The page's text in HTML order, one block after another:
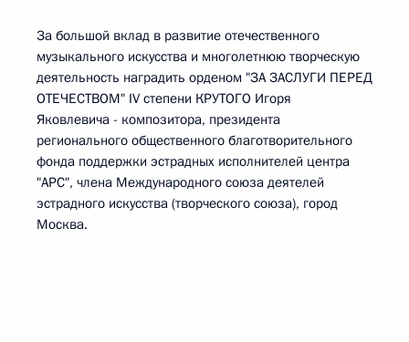
За большой вклад в развитие отечественного
музыкального искусства и многолетнюю творческую
деятельность наградить орденом "ЗА ЗАСЛУГИ ПЕРЕД
ОТЕЧЕСТВОМ" IV степени КРУТОГО Игоря
Яковлевича - композитора, президента
регионального общественного благотворительного
фонда поддержки эстрадных исполнителей центра
"АРС", члена Международного союза деятелей
эстрадного искусства (творческого союза), город
Москва.